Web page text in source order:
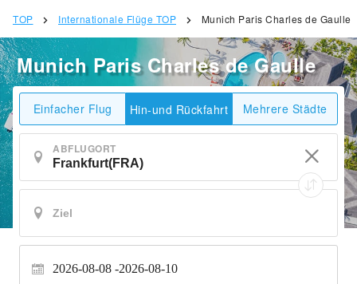
TOP Internationale Flüge TOP Munich Paris Charles de Gaulle
Munich Paris Charles de Gaulle
Einfacher Flug Hin-und Rückfahrt Mehrere Städte
ABFLUGORT
2026-08-08 2026-08-10